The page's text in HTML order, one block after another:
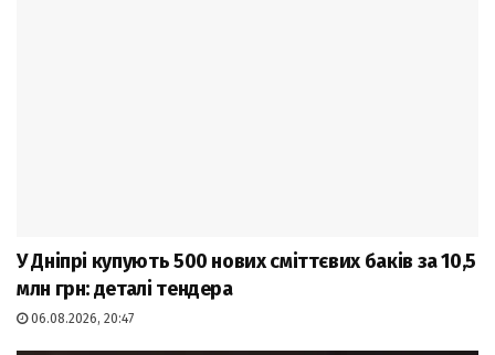
У Дніпрі купують 500 нових сміттєвих баків за 10,5
млн грн: деталі тендера
06.08.2026, 20:47